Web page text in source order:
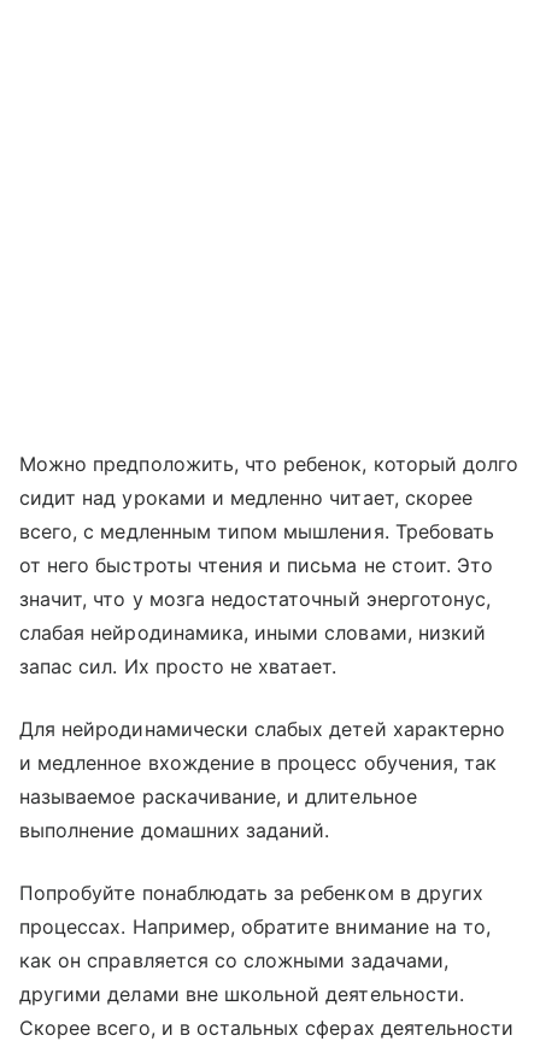
Можно предположить, что ребенок, который долго
сидит над уроками и медленно читает, скорее
всего, с медленным типом мышления. Требовать
от него быстроты чтения и письма не стоит. Это
значит, что у мозга недостаточный энерготонус,
слабая нейродинамика, иными словами, низкий
запас сил. Их просто не хватает.
Для нейродинамически слабых детей характерно
и медленное вхождение в процесс обучения, так
называемое раскачивание, и длительное
выполнение домашних заданий.
Попробуйте понаблюдать за ребенком в других
процессах. Например, обратите внимание на то,
как он справляется со сложными задачами,
другими делами вне школьной деятельности.
Скорее всего, и в остальных сферах деятельности